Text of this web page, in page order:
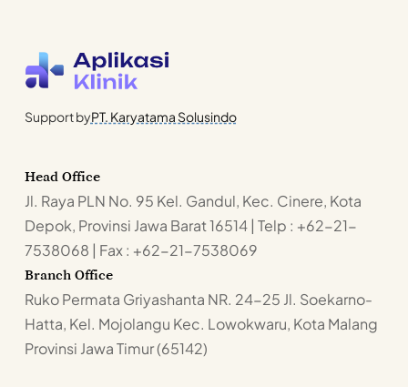
Support byPT. Karyatama Solusindo
Head Office
Jl. Raya PLN No. 95 Kel. Gandul, Kec. Cinere, Kota
Depok, Provinsi Jawa Barat 16514 | Telp : +62-21-
7538068 | Fax : +62-21-7538069
Branch Office
Ruko Permata Griyashanta NR. 24-25 Jl. Soekarno-
Hatta, Kel. Mojolangu Kec. Lowokwaru, Kota Malang
Provinsi Jawa Timur (65142)